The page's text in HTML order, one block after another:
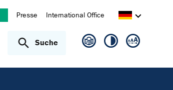
Presse International Office
Suche